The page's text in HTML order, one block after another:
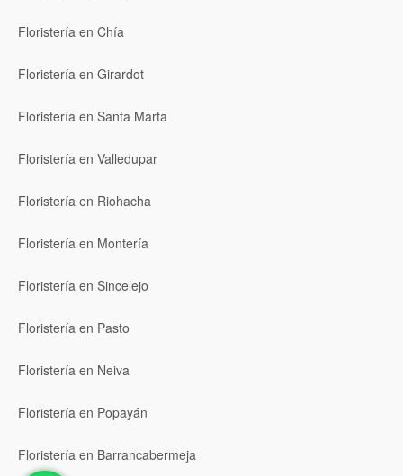
Floristería en Chía
Floristería en Girardot
Floristería en Santa Marta
Floristería en Valledupar
Floristería en Riohacha
Floristería en Montería
Floristería en Sincelejo
Floristería en Pasto
Floristería en Neiva
Floristería en Popayán
Floristería en Barrancabermeja